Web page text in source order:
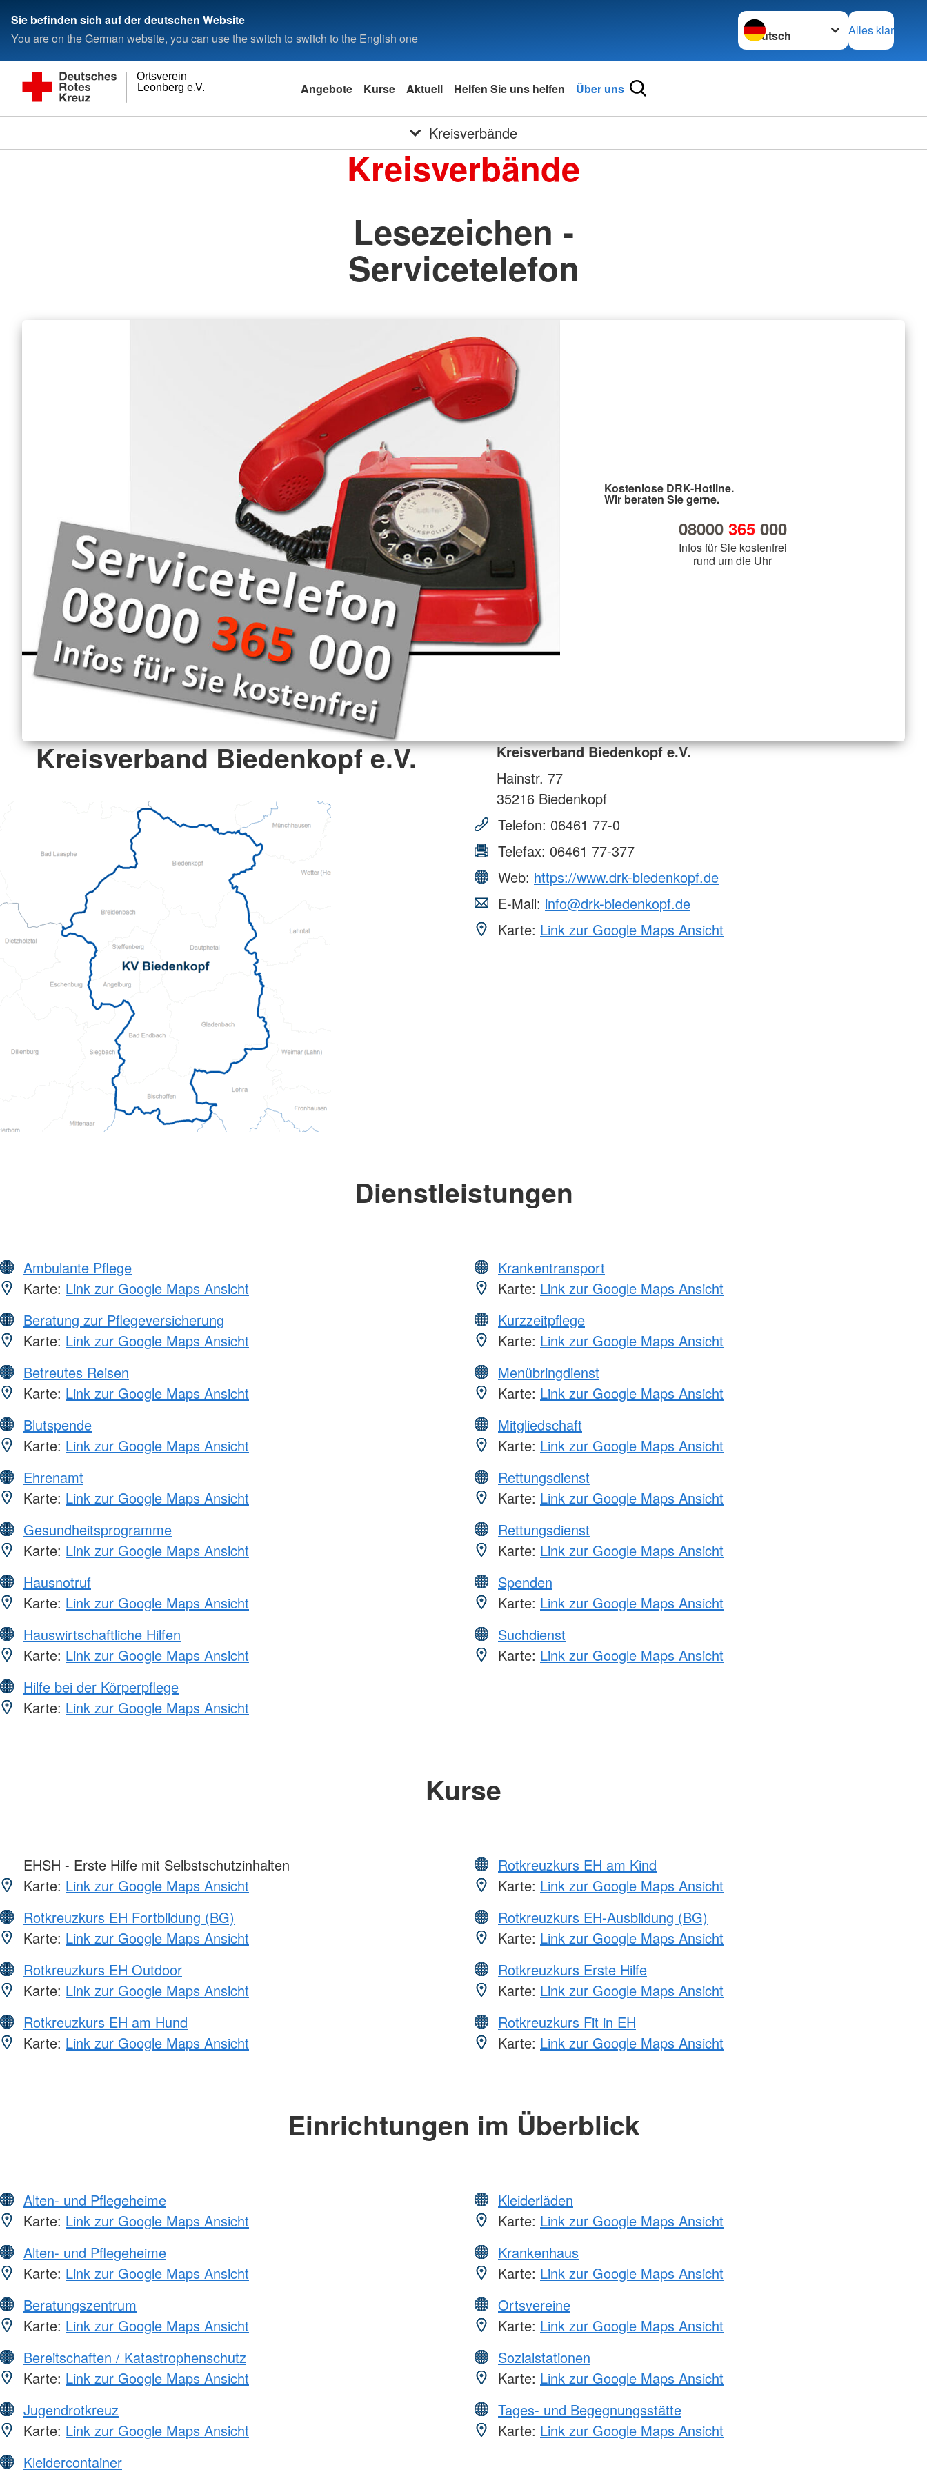
Sie befinden sich auf der deutschen Website
You are on the German website, you can use the switch to switch to the English one
Sprache wechseln zu
Alles klar
Leonberg e.V.
Ortsverein
Angebote Kurse Aktuell Helfen Sie uns helfen Über uns
Kreisverbände
Kreisverbände
Lesezeichen -
Servicetelefon
Kostenlose DRK-Hotline.
Wir beraten Sie gerne.
08000 365000
Infos für Sie kostenfrei
rund um die Uhr
Kreisverband Biedenkopf e.V.
Kreisverband Biedenkopf e.V.
Hainstr. 77
35216 Biedenkopf
Telefon: 06461 77-0
Telefax: 06461 77-377
Web: https://www.drk-biedenkopf.de
E-Mail: info@drk-biedenkopf.de
Karte: Link zur Google Maps Ansicht
Dienstleistungen
Ambulante Pflege
Karte: Link zur Google Maps Ansicht
Beratung zur Pflegeversicherung
Karte: Link zur Google Maps Ansicht
Betreutes Reisen
Karte: Link zur Google Maps Ansicht
Blutspende
Karte: Link zur Google Maps Ansicht
Ehrenamt
Karte: Link zur Google Maps Ansicht
Gesundheitsprogramme
Karte: Link zur Google Maps Ansicht
Hausnotruf
Karte: Link zur Google Maps Ansicht
Hauswirtschaftliche Hilfen
Karte: Link zur Google Maps Ansicht
Hilfe bei der Körperpflege
Karte: Link zur Google Maps Ansicht
Krankentransport
Karte: Link zur Google Maps Ansicht
Kurzzeitpflege
Karte: Link zur Google Maps Ansicht
Menübringdienst
Karte: Link zur Google Maps Ansicht
Mitgliedschaft
Karte: Link zur Google Maps Ansicht
Rettungsdienst
Karte: Link zur Google Maps Ansicht
Rettungsdienst
Karte: Link zur Google Maps Ansicht
Spenden
Karte: Link zur Google Maps Ansicht
Suchdienst
Karte: Link zur Google Maps Ansicht
Kurse
EHSH - Erste Hilfe mit Selbstschutzinhalten
Karte: Link zur Google Maps Ansicht
Rotkreuzkurs EH Fortbildung (BG)
Karte: Link zur Google Maps Ansicht
Rotkreuzkurs EH Outdoor
Karte: Link zur Google Maps Ansicht
Rotkreuzkurs EH am Hund
Karte: Link zur Google Maps Ansicht
Rotkreuzkurs EH am Kind
Karte: Link zur Google Maps Ansicht
Rotkreuzkurs EH-Ausbildung (BG)
Karte: Link zur Google Maps Ansicht
Rotkreuzkurs Erste Hilfe
Karte: Link zur Google Maps Ansicht
Rotkreuzkurs Fit in EH
Karte: Link zur Google Maps Ansicht
Einrichtungen im Überblick
Alten- und Pflegeheime
Karte: Link zur Google Maps Ansicht
Alten- und Pflegeheime
Karte: Link zur Google Maps Ansicht
Beratungszentrum
Karte: Link zur Google Maps Ansicht
Bereitschaften / Katastrophenschutz
Karte: Link zur Google Maps Ansicht
Jugendrotkreuz
Karte: Link zur Google Maps Ansicht
Kleidercontainer
Kleiderläden
Karte: Link zur Google Maps Ansicht
Krankenhaus
Karte: Link zur Google Maps Ansicht
Ortsvereine
Karte: Link zur Google Maps Ansicht
Sozialstationen
Karte: Link zur Google Maps Ansicht
Tages- und Begegnungsstätte
Karte: Link zur Google Maps Ansicht